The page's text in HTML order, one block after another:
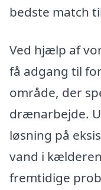
bedste match
Ved hjælp af
få adgang til
område, der
drænarbejde.
løsning på
vand i
fremtidige